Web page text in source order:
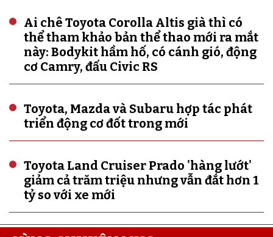
Ai chê Toyota Corolla Altis già thì có
thể tham khảo bản thể thao mới ra mắt
này: Bodykit hầm hố, có cánh gió, động
cơ Camry, đấu Civic RS
Toyota, Mazda và Subaru hợp tác phát
triển động cơ đốt trong mới
Toyota Land Cruiser Prado 'hàng lướt'
giảm cả trăm triệu nhưng vẫn đắt hơn 1
tỷ so với xe mới